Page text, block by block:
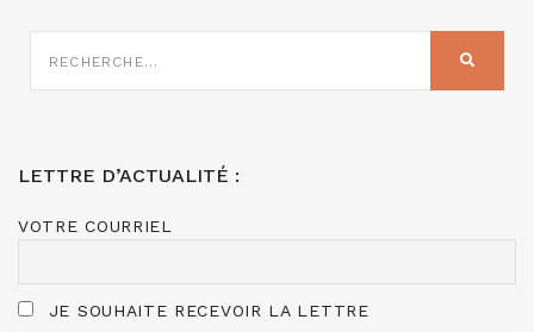
RECHERCHE
SUR
LETTRE D’ACTUALITÉ :
VOTRE COURRIEL
JE SOUHAITE RECEVOIR LA LETTRE